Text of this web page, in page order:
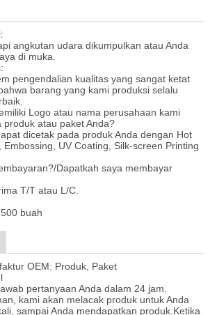
angkutan udara dikumpulkan atau Anda
di muka.
pengendalian kualitas yang sangat ketat
barang yang kami produksi selalu
Logo atau nama perusahaan kami
produk atau paket Anda?
dicetak pada produk Anda dengan Hot
Embossing, UV Coating, Silk-screen Printing
Dapatkah saya membayar
T/T atau L/C.
buah
OEM: Produk, Paket
pertanyaan Anda dalam 24 jam.
kami akan melacak produk untuk Anda
sampai Anda mendapatkan produk.Ketika